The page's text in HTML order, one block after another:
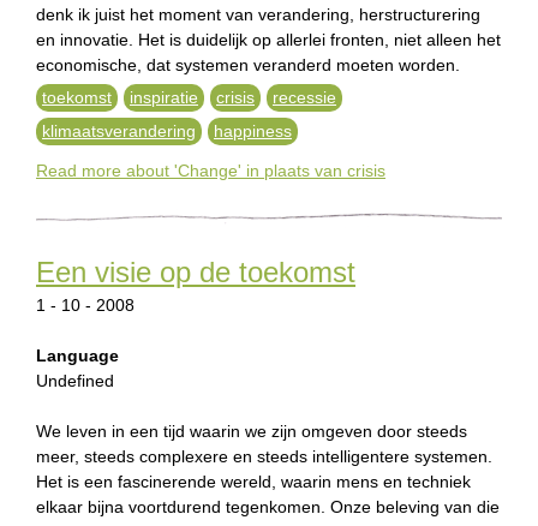
denk ik juist het moment van verandering, herstructurering
en innovatie. Het is duidelijk op allerlei fronten, niet alleen het
economische, dat systemen veranderd moeten worden.
toekomst
inspiratie crisis
recessie
klimaatsverandering
happiness
Read more about 'Change' in plaats van crisis
Een visie op de toekomst
1 - 10 - 2008
Language
Undefined
We leven in een tijd waarin we zijn omgeven door steeds
meer, steeds complexere en steeds intelligentere systemen.
Het is een fascinerende wereld, waarin mens en techniek
elkaar bijna voortdurend tegenkomen. Onze beleving van die
e
n
g
l
i
s
h